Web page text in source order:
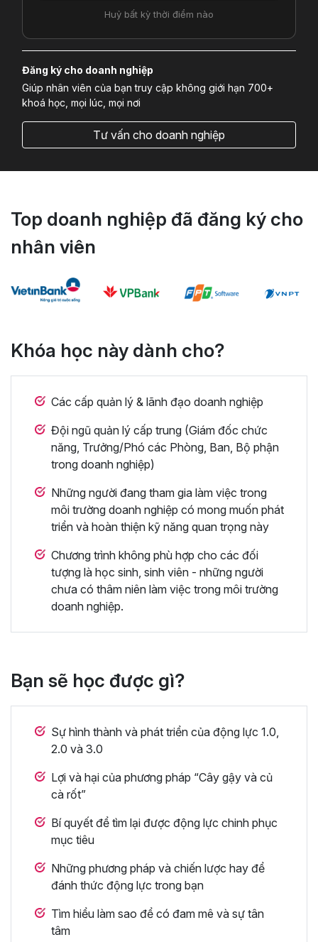
Huỷ bất kỳ thời điểm nào
Đăng ký cho doanh nghiệp
Giúp nhân viên của bạn truy cập không giới hạn 700+
khoá học, mọi lúc, mọi nơi
Tư vấn cho doanh nghiệp
Top doanh nghiệp đã đăng ký cho
nhân viên
Khóa học này dành cho?
Các cấp quản lý & lãnh đạo doanh nghiệp
Đội ngũ quản lý cấp trung (Giám đốc chức
năng, Trưởng/Phó các Phòng, Ban, Bộ phận
trong doanh nghiệp)
Những người đang tham gia làm việc trong
môi trường doanh nghiệp có mong muốn phát
triển và hoàn thiện kỹ năng quan trọng này
Chương trình không phù hợp cho các đối
tượng là học sinh, sinh viên - những người
chưa có thâm niên làm việc trong môi trường
doanh nghiệp.
Bạn sẽ học được gì?
Sự hình thành và phát triển của động lực 1.0,
2.0 và 3.0
Lợi và hại của phương pháp “Cây gậy và củ
cà rốt”
Bí quyết để tìm lại được động lực chinh phục
mục tiêu
Những phương pháp và chiến lược hay để
đánh thức động lực trong bạn
Tìm hiểu làm sao để có đam mê và sự tân
tâm